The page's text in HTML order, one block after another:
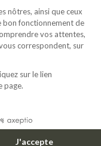
nôtres, ainsi que ceux
bon fonctionnement de
vos attentes,
correspondent, sur
sur le lien
page.
J'accepte